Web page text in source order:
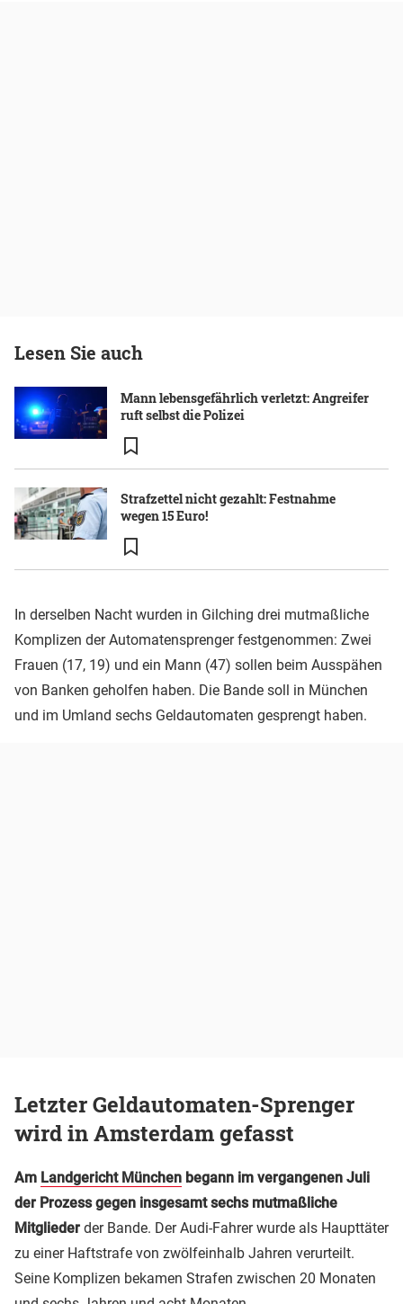
Lesen Sie auch
Mann lebensgefährlich verletzt: Angreifer
ruft selbst die Polizei
Strafzettel nicht gezahlt: Festnahme
wegen 15 Euro!
In derselben Nacht wurden in Gilching drei mutmaßliche
Komplizen der Automatensprenger festgenommen: Zwei
Frauen (17, 19) und ein Mann (47) sollen beim Ausspähen
von Banken geholfen haben. Die Bande soll in München
und im Umland sechs Geldautomaten gesprengt haben.
Letzter Geldautomaten-Sprenger
wird in Amsterdam gefasst
Am Landgericht München begann im vergangenen Juli
der Prozess gegen insgesamt sechs mutmaßliche
Mitglieder der Bande. Der Audi-Fahrer wurde als Haupttäter
zu einer Haftstrafe von zwölfeinhalb Jahren verurteilt.
Seine Komplizen bekamen Strafen zwischen 20 Monaten